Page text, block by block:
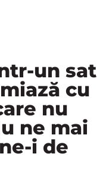
un sat
cu
nu
ne mai
i de